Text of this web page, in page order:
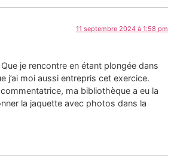
11 septembre 2024 à 1:58 pm
je rencontre en étant plongée dans
j’ai moi aussi entrepris cet exercice.
ma bibliothèque a eu la
la jaquette avec photos dans la